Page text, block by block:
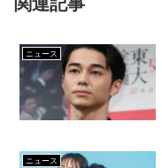
ニュース
ニュース